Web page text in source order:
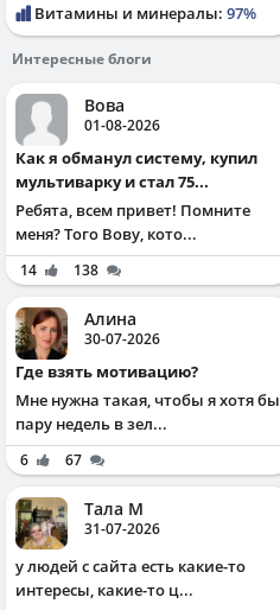
Витамины и минералы: 97%
Интересные блоги
Вова
01-08-2026
Как я обманул систему, купил
мультиварку и стал 75...
Ребята, всем привет! Помните
меня? Того Вову, кото...
14 138
Алина
30-07-2026
Где взять мотивацию?
Мне нужна такая, чтобы я хотя бы
пару недель в зел...
6 67
Тала М
31-07-2026
у людей с сайта есть какие-то
интересы, какие-то ц...